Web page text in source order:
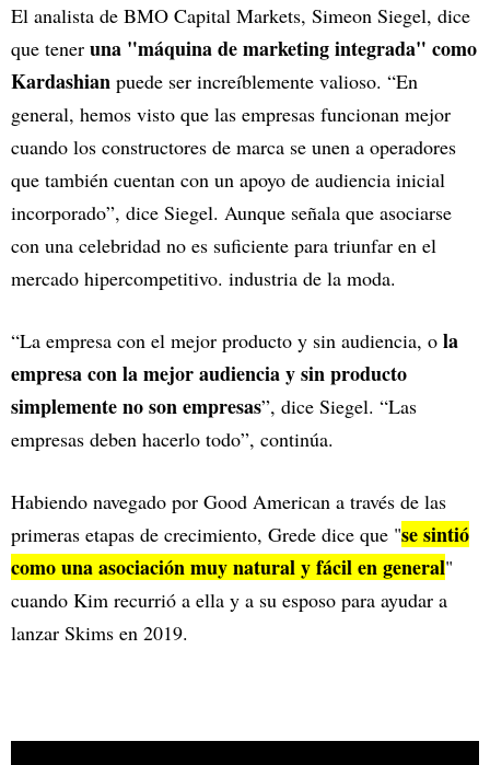
El analista de BMO Capital Markets, Simeon Siegel, dice
que tener una "máquina de marketing integrada" como
Kardashian puede ser increíblemente valioso. “En
general, hemos visto que las empresas funcionan mejor
cuando los constructores de marca se unen a operadores
que también cuentan con un apoyo de audiencia inicial
incorporado”, dice Siegel. Aunque señala que asociarse
con una celebridad no es suficiente para triunfar en el
mercado hipercompetitivo. industria de la moda.
“La empresa con el mejor producto y sin audiencia, o la
empresa con la mejor audiencia y sin producto
simplemente no son empresas”, dice Siegel. “Las
empresas deben hacerlo todo”, continúa.
Habiendo navegado por Good American a través de las
primeras etapas de crecimiento, Grede dice que "se sintió
como una asociación muy natural y fácil en general"
cuando Kim recurrió a ella y a su esposo para ayudar a
lanzar Skims en 2019.